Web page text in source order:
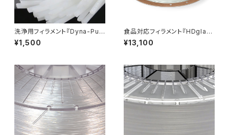
洗浄用フィラメント『Dyna-Pur
ge 3D Clean』少量パック
¥1,500
食品対応フィラメント『HDglas
s』
¥13,100